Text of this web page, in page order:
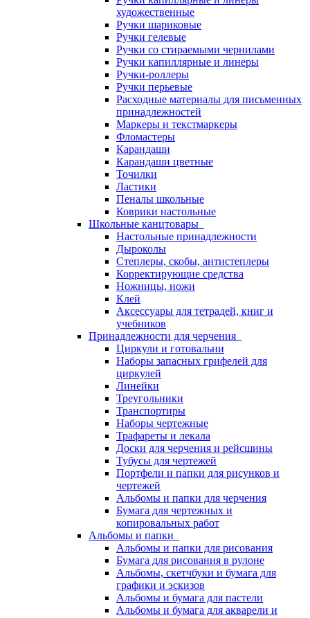
художественные
Ручки шариковые
Ручки гелевые
Ручки со стираемыми чернилами
Ручки капиллярные и линеры
Ручки-роллеры
Ручки перьевые
Расходные материалы для письменных
принадлежностей
Маркеры и текстмаркеры
Фломастеры
Карандаши
Карандаши цветные
Точилки
Ластики
Пеналы школьные
Коврики настольные
Школьные канцтовары
Настольные принадлежности
Дыроколы
Степлеры, скобы, антистеплеры
Корректирующие средства
Ножницы, ножи
Клей
Аксессуары для тетрадей, книг и
учебников
Принадлежности для черчения
Циркули и готовальни
Наборы запасных грифелей для
циркулей
Линейки
Треугольники
Транспортиры
Наборы чертежные
Трафареты и лекала
Доски для черчения и рейсшины
Тубусы для чертежей
Портфели и папки для рисунков и
чертежей
Альбомы и папки для черчения
Бумага для чертежных и
копировальных работ
Альбомы и папки
Альбомы и папки для рисования
Бумага для рисования в рулоне
Альбомы, скетчбуки и бумага для
графики и эскизов
Альбомы и бумага для пастели
Альбомы и бумага для акварели и